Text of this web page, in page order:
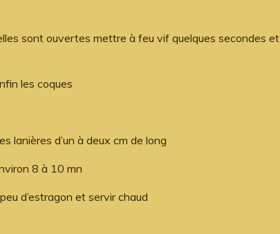
sont ouvertes mettre à feu vif quelques secondes et
les coques
lanières d’un à deux cm de long
8 à 10 mn
d’estragon et servir chaud